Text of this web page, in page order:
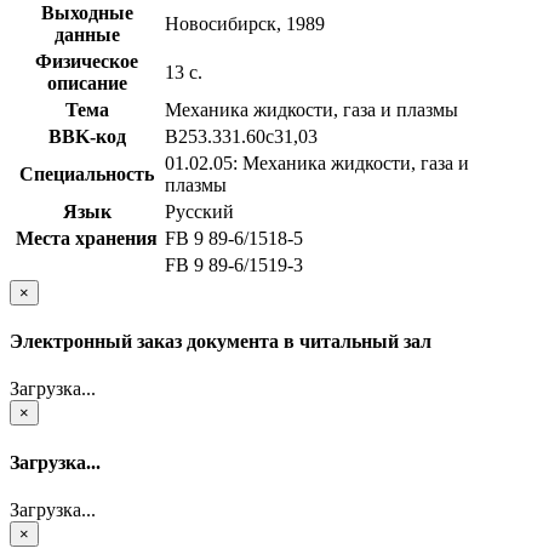
Выходные
данные
Новосибирск, 1989
Физическое
описание
13 с.
Тема
Механика жидкости, газа и плазмы
BBK-код
В253.331.60с31,03
Специальность
01.02.05: Механика жидкости, газа и
плазмы
Язык
Русский
Места хранения FB 9 89-6/1518-5
FB 9 89-6/1519-3
×
Электронный заказ документа в читальный зал
Загрузка...
×
Загрузка...
Загрузка...
×